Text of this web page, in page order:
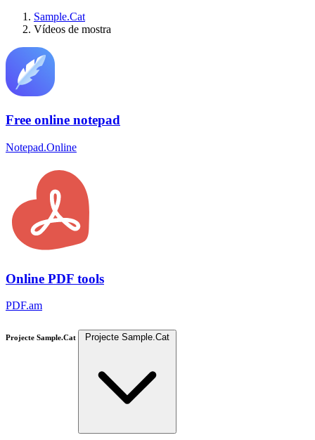
Sample.Cat
Vídeos de mostra
Free online notepad
Notepad.Online
Online PDF tools
PDF.am
Projecte Sample.Cat Projecte Sample.Cat